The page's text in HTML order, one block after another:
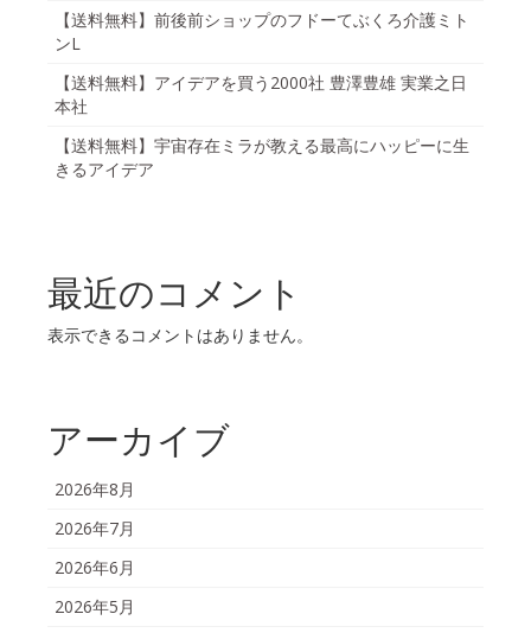
【送料無料】前後前ショップのフドーてぶくろ介護ミト
ンL
【送料無料】アイデアを買う2000社 豊澤豊雄 実業之日
本社
【送料無料】宇宙存在ミラが教える最高にハッピーに生
きるアイデア
最近のコメント
表示できるコメントはありません。
アーカイブ
2026年8月
2026年7月
2026年6月
2026年5月